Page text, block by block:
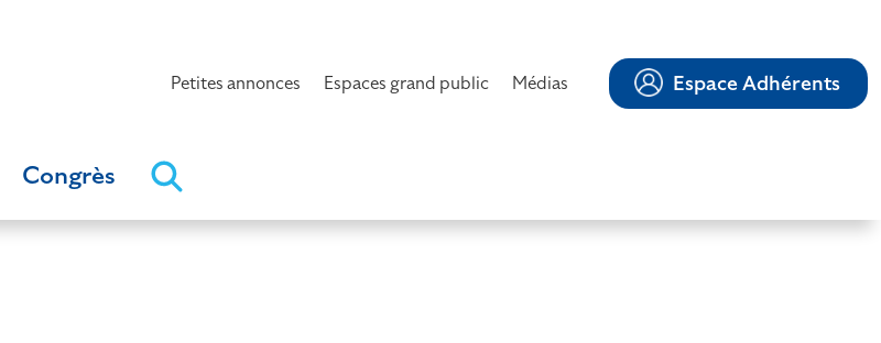
Petites annonces Espaces grand public Médias Espace Adhérents
Congrès